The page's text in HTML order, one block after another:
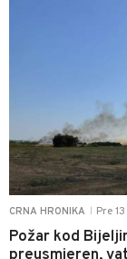
CRNA HRONIKA Pre
Požar kod